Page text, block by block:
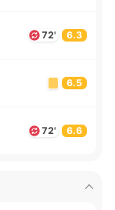
72' 6.3
6.5
72' 6.6